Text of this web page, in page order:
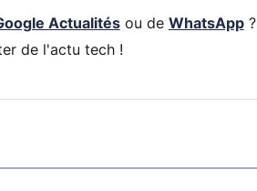
Actualitésou de WhatsApp?
de l'actu tech !